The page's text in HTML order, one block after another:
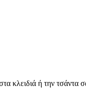
κλειδιά ή την τσάντα